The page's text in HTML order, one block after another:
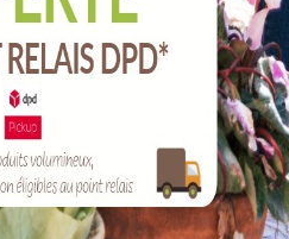
la Mouche de
5 Kg